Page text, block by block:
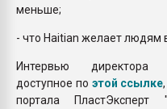
меньше;
- что Haitian желает людям
Интервью директора
доступное по этой ссылке
портала